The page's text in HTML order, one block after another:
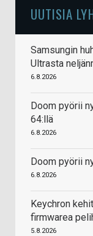
UUTISIA
Samsungin
Ultrasta
6.8.2026
Doom pyörii
64:llä
6.8.2026
Doom pyörii
6.8.2026
Keychron
firmwarea
5.8.2026